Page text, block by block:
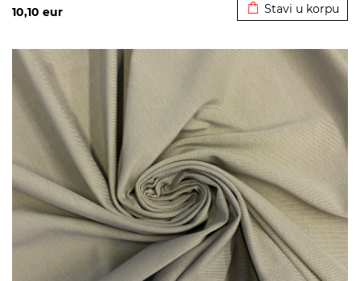
10,10 eur Stavi u korpu